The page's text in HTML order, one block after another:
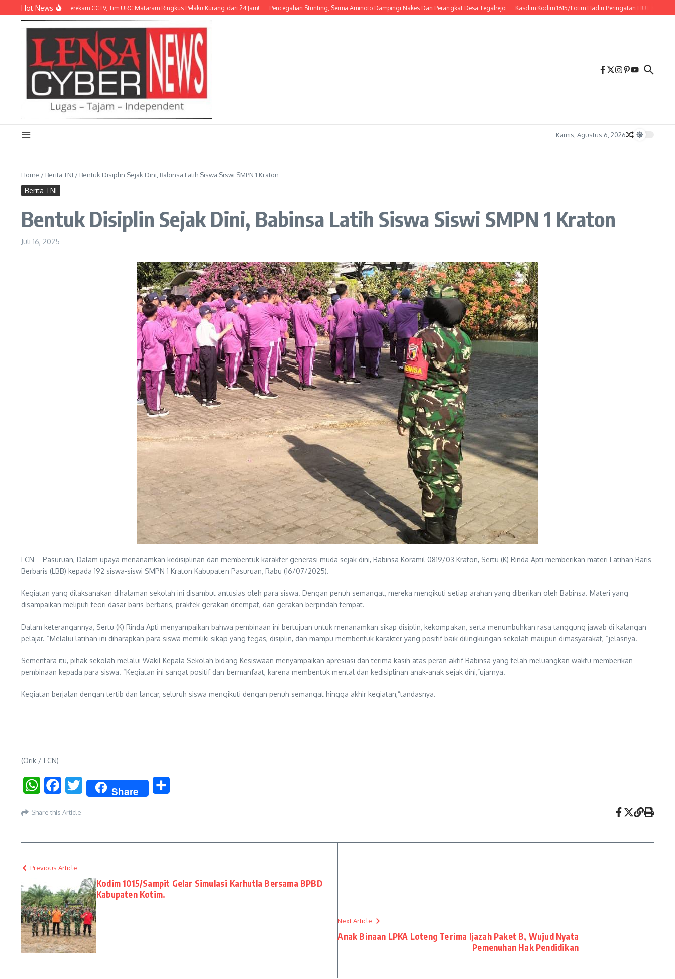
Lewati ke konten
Hot News
RSUD NTB Terekam CCTV, Tim URC Mataram Ringkus Pelaku Kurang dari 24 Jam! Pencegahan Stunting, Serma Aminoto Dampingi Nakes Dan Perangkat Desa Tegalrejo Kasdim Kodim 1615/Lotim Hadiri Peringatan HUT Ke-23
Kamis, Agustus 6, 2026
Home / Berita TNI / Bentuk Disiplin Sejak Dini, Babinsa Latih Siswa Siswi SMPN 1 Kraton
Berita TNI
Bentuk Disiplin Sejak Dini, Babinsa Latih Siswa Siswi SMPN 1 Kraton
Juli 16, 2025
LCN – Pasuruan, Dalam upaya menanamkan kedisiplinan dan membentuk karakter generasi muda sejak dini, Babinsa Koramil 0819/03 Kraton, Sertu (K) Rinda Apti memberikan materi Latihan Baris
Berbaris (LBB) kepada 192 siswa-siswi SMPN 1 Kraton Kabupaten Pasuruan, Rabu (16/07/2025).
Kegiatan yang dilaksanakan dihalaman sekolah ini disambut antusias oleh para siswa. Dengan penuh semangat, mereka mengikuti setiap arahan yang diberikan oleh Babinsa. Materi yang
disampaikan meliputi teori dasar baris-berbaris, praktek gerakan ditempat, dan gerakan berpindah tempat.
Dalam keterangannya, Sertu (K) Rinda Apti menyampaikan bahwa pembinaan ini bertujuan untuk menanamkan sikap disiplin, kekompakan, serta menumbuhkan rasa tanggung jawab di kalangan
pelajar. “Melalui latihan ini diharapkan para siswa memiliki sikap yang tegas, disiplin, dan mampu membentuk karakter yang positif baik dilingkungan sekolah maupun dimasyarakat, “jelasnya.
Sementara itu, pihak sekolah melalui Wakil Kepala Sekolah bidang Kesiswaan menyampaikan apresiasi dan terima kasih atas peran aktif Babinsa yang telah meluangkan waktu memberikan
pembinaan kepada para siswa. “Kegiatan ini sangat positif dan bermanfaat, karena membentuk mental dan kedisiplinan anak-anak sejak dini,”ujarnya.
Kegiatan berjalan dengan tertib dan lancar, seluruh siswa mengikuti dengan penuh semangat hingga akhir kegiatan,”tandasnya.
(Orik / LCN)
WhatsAppFacebookTwitter Share
Share this Article
Previous Article
Kodim 1015/Sampit Gelar Simulasi Karhutla Bersama BPBD
Kabupaten Kotim.
Next Article
Anak Binaan LPKA Loteng Terima Ijazah Paket B, Wujud Nyata
Pemenuhan Hak Pendidikan